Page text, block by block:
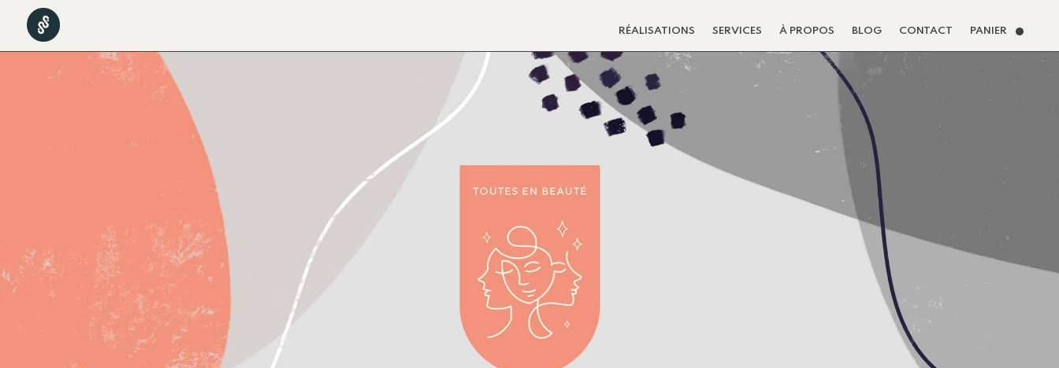
RÉALISATIONS SERVICES À PROPOS BLOG CONTACT PANIER